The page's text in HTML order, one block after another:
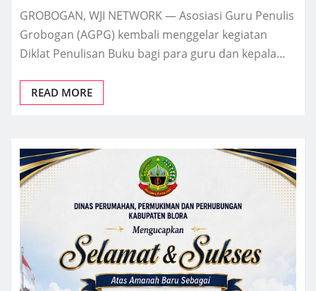
GROBOGAN, WJI NETWORK — Asosiasi Guru Penulis
Grobogan (AGPG) kembali menggelar kegiatan
Diklat Penulisan Buku bagi para guru dan kepala…
READ MORE